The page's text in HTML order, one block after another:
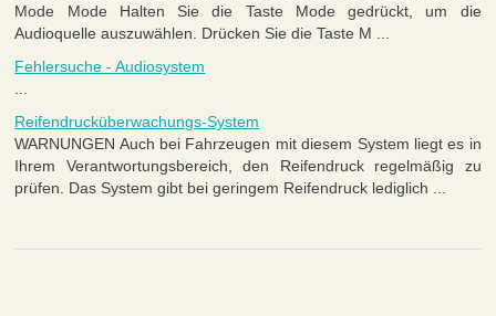
Mode Mode Halten Sie die Taste Mode gedrückt, um die
Audioquelle auszuwählen. Drücken Sie die Taste M ...
Fehlersuche - Audiosystem
...
Reifendrucküberwachungs-System
WARNUNGEN Auch bei Fahrzeugen mit diesem System liegt es in
Ihrem Verantwortungsbereich, den Reifendruck regelmäßig zu
prüfen. Das System gibt bei geringem Reifendruck lediglich ...